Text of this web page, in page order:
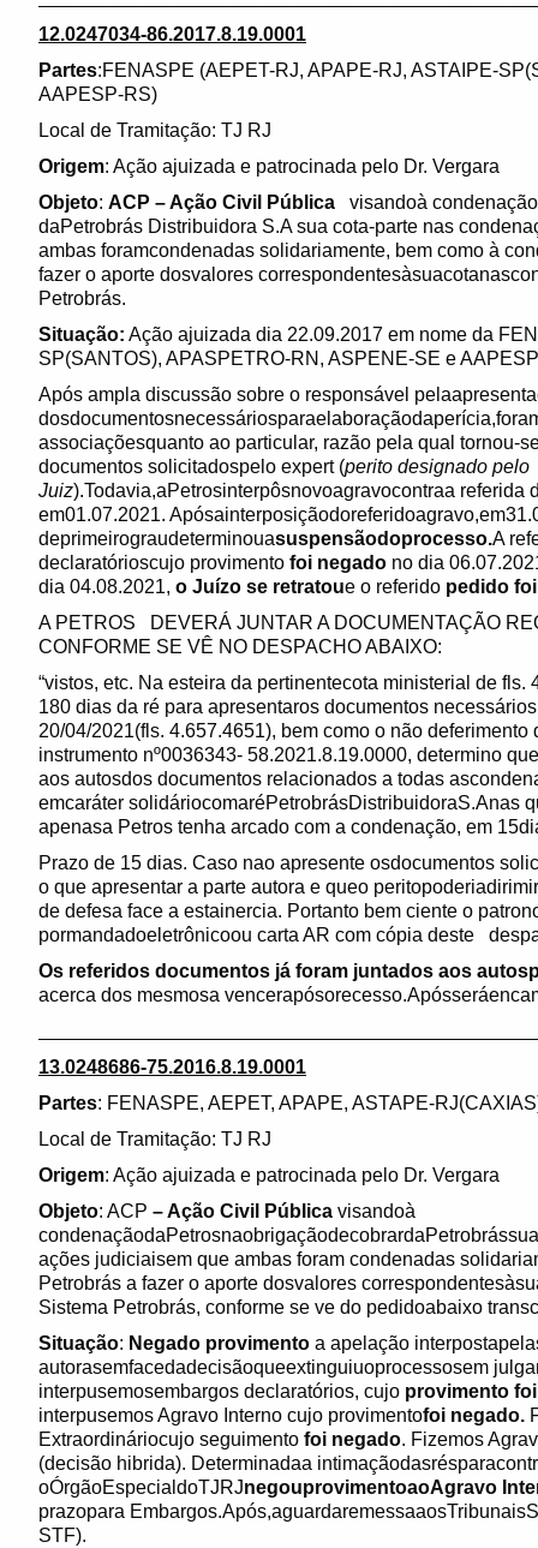
12.0247034-86.2017.8.19.0001
Partes:FENASPE (AEPET-RJ, APAPE-RJ, ASTAIPE-
AAPESP-RS)
Local de Tramitação: TJ RJ
Origem: Ação ajuizada e patrocinada pelo Dr. Vergara
Objeto: ACP – Ação Civil Pública
visandoà
daPetrobrás Distribuidora S.A sua cota-parte nas
ambas foramcondenadas solidariamente, bem como à
fazer o aporte dosvalores
Petrobrás.
Situação: Ação ajuizada dia 22.09.2017 em nome da
SP(SANTOS), APASPETRO-RN, ASPENE-SE e
Após ampla discussão sobre o responsável
associaçõesquanto ao particular, razão pela qual tornou-
documentos solicitadospelo expert (perito designado pelo
Juiz).Todavia,aPetrosinterpôsnovoagravocontraa referida
em01.07.2021.
deprimeirograudeterminouasuspensãodoprocesso.A
declaratórioscujo provimento foi negado no dia
dia 04.08.2021, o Juízo se retratoue o referido pedido
A PETROS DEVERÁ JUNTAR A DOCUMENTAÇÃO
CONFORME SE VÊ NO DESPACHO ABAIXO:
“vistos, etc. Na esteira da pertinentecota ministerial de
180 dias da ré para apresentaros documentos
20/04/2021(fls. 4.657.4651), bem como o não
instrumento nº0036343- 58.2021.8.19.0000, determino
aos autosdos documentos relacionados a todas
emcaráter solidáriocomaréPetrobrásDistribuidoraS.Anas
apenasa Petros tenha arcado com a condenação, em
Prazo de 15 dias. Caso nao apresente osdocumentos
o que apresentar a parte autora e queo
de defesa face a estainercia. Portanto bem ciente o
pormandadoeletrônicoou carta AR com cópia deste
Os referidos documentos já foram juntados aos
acerca dos mesmosa
13.0248686-75.2016.8.19.0001
Partes: FENASPE, AEPET, APAPE, ASTAPE-
Local de Tramitação: TJ RJ
Origem: Ação ajuizada e patrocinada pelo Dr. Vergara
Objeto: ACP – Ação Civil Pública visandoà
ações judiciaisem que ambas foram condenadas
Petrobrás a fazer o aporte dosvalores
Sistema Petrobrás, conforme se ve do pedidoabaixo
Situação: Negado provimento a apelação
autorasemfacedadecisãoqueextinguiuoprocessosem
interpusemosembargos declaratórios, cujo provimento
interpusemos Agravo Interno cujo provimentofoi negado.
Extraordináriocujo seguimento foi negado. Fizemos
(decisão hibrida). Determinadaa
oÓrgãoEspecialdoTJRJnegouprovimentoaoAgravo
prazopara
STF).